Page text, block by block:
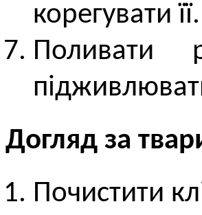
корегувати її.
Поливати
Догляд за
Почистити